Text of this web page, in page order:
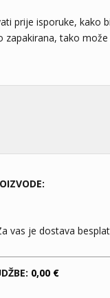
prije isporuke, kako
zapakirana, tako
vas je dostava
0,00 €